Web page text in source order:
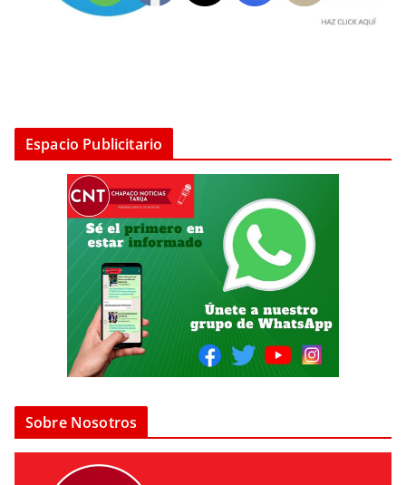
Espacio Publicitario
Sobre Nosotros